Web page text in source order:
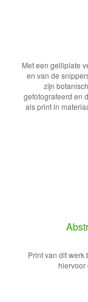
Met een gelliplate
en van de
zijn
gefotografeerd en
als print in
Print van dit werk
hiervoor